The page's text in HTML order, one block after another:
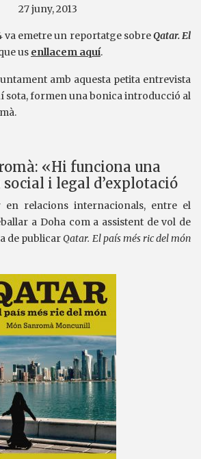
27 juny, 2013
va emetre un reportatge sobreQatar. El
us enllacem aquí.
amb aquesta petita entrevista
sota, formen una bonica introducció al
«Hi funciona una
i legal d’explotació
en relacions internacionals, entre el
a Doha com a assistent de vol de
de publicarQatar. El país més ric del món